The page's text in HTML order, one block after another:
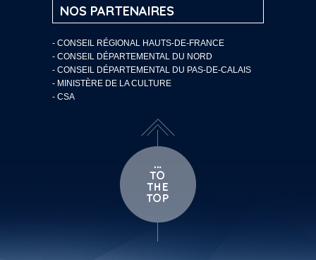
NOS PARTENAIRES
- CONSEIL RÉGIONAL HAUTS-DE-FRANCE
- CONSEIL DÉPARTEMENTAL DU NORD
- CONSEIL DÉPARTEMENTAL DU PAS-DE-CALAIS
- MINISTÈRE DE LA CULTURE
- CSA